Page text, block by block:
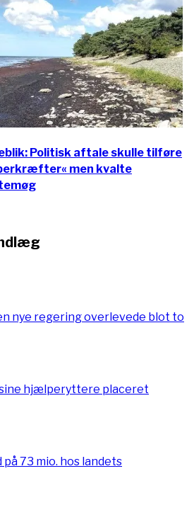
Politisk aftale skulle tilføre
men kvalte
nye regering overlevede blot to
hjælperyttere placeret
73 mio. hos landets